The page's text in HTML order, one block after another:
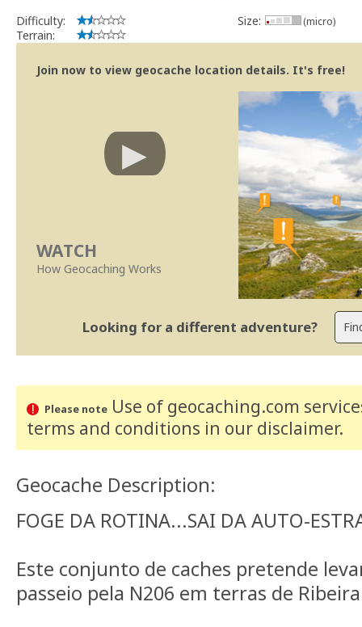
implicações que as guidelines actuais indicam.
Se no local existe algum container, por favor recolha-o a fim
Obrigado
Geocaching.com Volunteer Cache Reviewer
Difficulty:
Terrain:
Size: (micro)
Join now to view geocache location details. It's free!
WATCH
How Geocaching Works
Looking for a different adventure?
Please noteUse of geocaching.com
terms and conditions in our disclaimer.
Geocache Description:
FOGE DA ROTINA...SAI DA AUTO-
Este conjunto de caches pretende
passeio pela N206 em terras de